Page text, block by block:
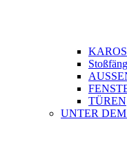
TÜREN
UNTER